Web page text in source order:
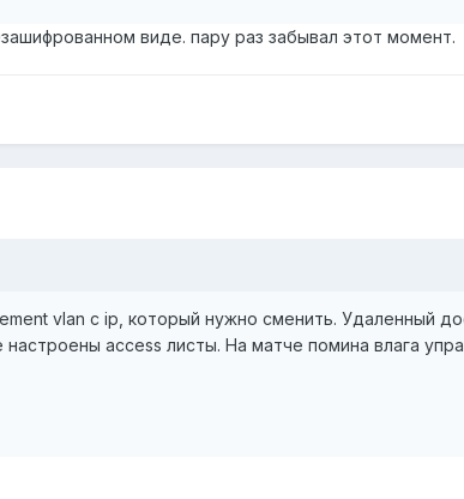
виде. пару раз забывал этот момент.
vlan с ip, который нужно сменить. Удаленный
access листы. На матче помина влага